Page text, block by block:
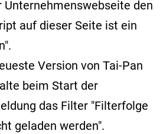
Unternehmenswebseite den
auf dieser Seite ist ein
Version von Tai-Pan
beim Start der
das Filter "Filterfolge
geladen werden".